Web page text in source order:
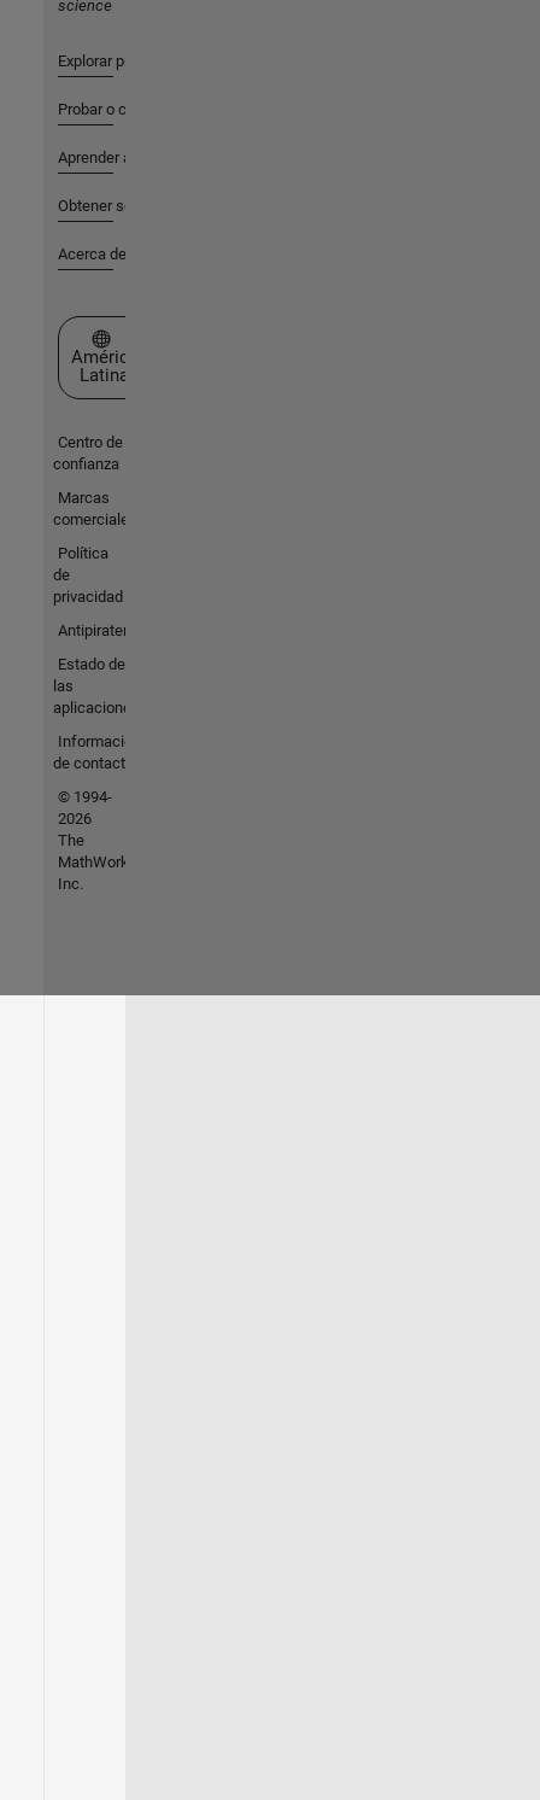
science
Explorar productos
Probar o comprar
Aprender a utilizar
Obtener soporte
Acerca de MathWorks
Seleccione un país/idioma
América
Latina
Centro de
confianza
Marcas
comerciales
Política
de
privacidad
Antipiratería
Estado de
las
aplicaciones
Información
de contacto
© 1994-
2026
The
MathWorks,
Inc.